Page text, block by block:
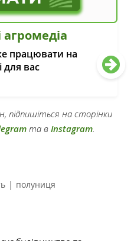
працювати на
для вас
підпишіться на сторінки
та в Instagram.
| полуниця